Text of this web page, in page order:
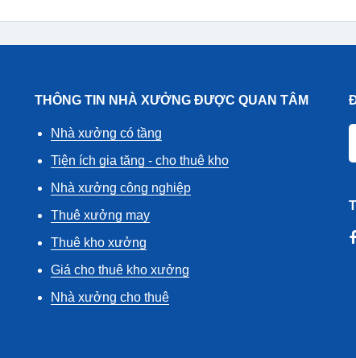
THÔNG TIN NHÀ XƯỞNG ĐƯỢC QUAN TÂM
Nhà xưởng có tầng
Tiện ích gia tăng - cho thuê kho
Nhà xưởng công nghiệp
Thuê xưởng may
Thuê kho xưởng
Giá cho thuê kho xưởng
Nhà xưởng cho thuê